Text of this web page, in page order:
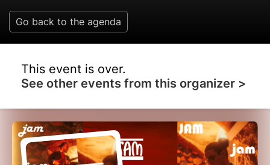
Go back to the agenda
This event is over.
See other events from this organizer >